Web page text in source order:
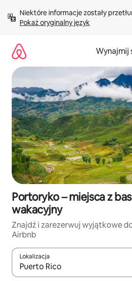
treści Pokaż oryginalny język
Wynajmij
Portoryko – miejsca z
wakacyjny
Znajdź i zarezerwuj wyjątkowe
Airbnb
Lokalizacja
Gdy wyniki będą dostępne,